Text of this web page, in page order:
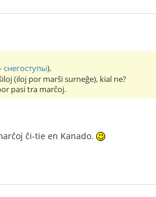
снегоступы).
(iloj por marŝi surneĝe), kial ne?
pasi tra marĉoj.
ĉi-tie en Kanado.